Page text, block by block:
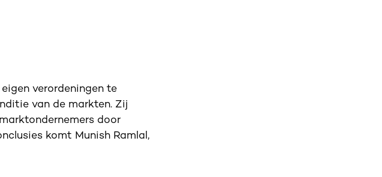
verordeningen te
van de markten. Zij
door
komt Munish Ramlal,